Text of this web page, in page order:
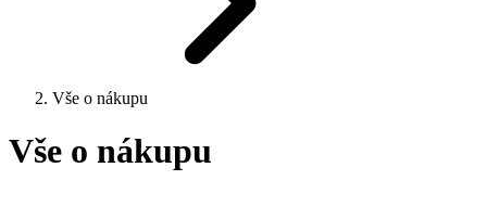
Vše o nákupu
Vše o nákupu